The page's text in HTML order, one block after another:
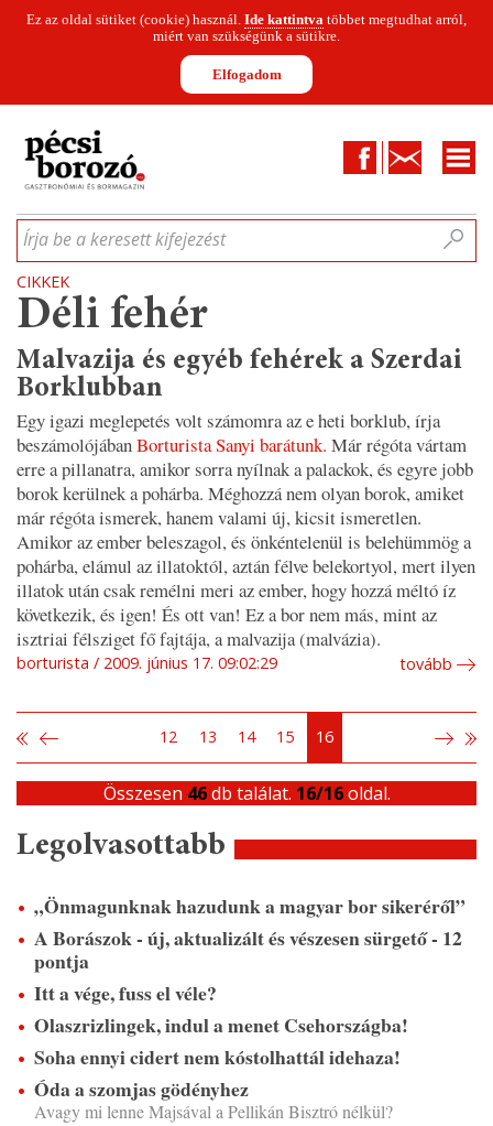
Ez az oldal sütiket (cookie) használ. Ide kattintva többet megtudhat arról,
miért van szükségünk a sütikre.
Elfogadom
FacebookKapcsolat
CIKKEKHÍREKINFOGRAFIKÁKMUNKATÁRSAKWINESOFA
Írja be a keresett kifejezést
CIKKEK
Déli fehér
Malvazija és egyéb fehérek a Szerdai
Borklubban
Egy igazi meglepetés volt számomra az e heti borklub, írja
beszámolójábanBorturista Sanyi barátunk. Már régóta vártam
erre a pillanatra, amikor sorra nyílnak a palackok, és egyre jobb
borok kerülnek a pohárba. Méghozzá nem olyan borok, amiket
már régóta ismerek, hanem valami új, kicsit ismeretlen.
Amikor az ember beleszagol, és önkéntelenül is belehümmög a
pohárba, elámul az illatoktól, aztán félve belekortyol, mert ilyen
illatok után csak remélni meri az ember, hogy hozzá méltó íz
következik, és igen! És ott van! Ez a bor nem más, mint az
isztriai félsziget fő fajtája, a malvazija (malvázia).
borturista 2009. június 17. 09:02:29 tovább
12 13 14 15 16
Összesen 46db találat. 16/16oldal.
Legolvasottabb
„Önmagunknak hazudunk a magyar bor sikeréről”
A Borászok - új, aktualizált és vészesen sürgető - 12
pontja
Itt a vége, fuss el véle?
Olaszrizlingek, indul a menet Csehországba!
Soha ennyi cidert nem kóstolhattál idehaza!
Óda a szomjas gödényhez
Avagy mi lenne Majsával a Pellikán Bisztró nélkül?